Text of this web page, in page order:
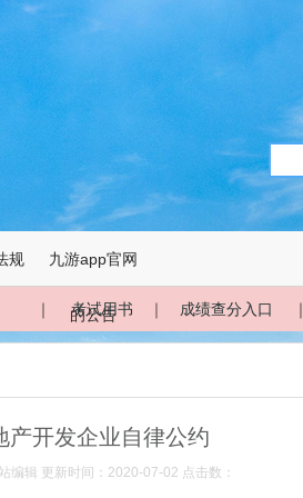
规 九游app官网
的公告
｜ 考试用书 ｜ 成绩查分入口
产开发企业自律公约
编辑 更新时间：2020-07-02 点击数：